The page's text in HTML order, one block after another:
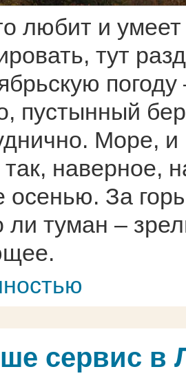
любит и умеет
тут
пустынный
Море, и
так, наверное,
осенью. За
ли туман –
сервис в